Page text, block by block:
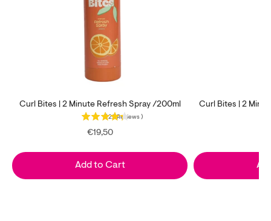
Curl Bites | 2 Minute Refresh Spray /200ml
( 22 Reviews )
Price
€19,50
Add to Cart
Curl Bites | 2